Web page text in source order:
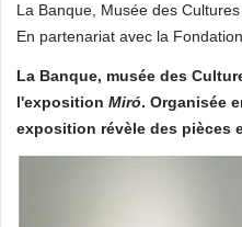
La Banque, Musée des
En partenariat avec la
La Banque, musée des
l'exposition Miró. Organisée
exposition révèle des pièces